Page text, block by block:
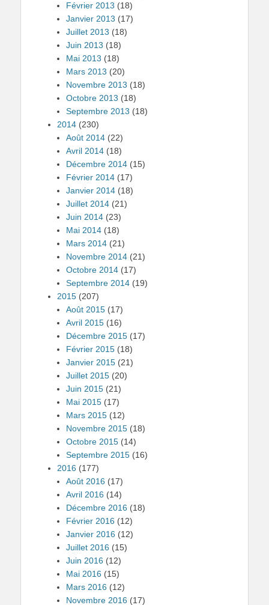
Février 2013 (18)
Janvier 2013 (17)
Juillet 2013 (18)
Juin 2013 (18)
Mai 2013 (18)
Mars 2013 (20)
Novembre 2013 (18)
Octobre 2013 (18)
Septembre 2013 (18)
2014 (230)
Août 2014 (22)
Avril 2014 (18)
Décembre 2014 (15)
Février 2014 (17)
Janvier 2014 (18)
Juillet 2014 (21)
Juin 2014 (23)
Mai 2014 (18)
Mars 2014 (21)
Novembre 2014 (21)
Octobre 2014 (17)
Septembre 2014 (19)
2015 (207)
Août 2015 (17)
Avril 2015 (16)
Décembre 2015 (17)
Février 2015 (18)
Janvier 2015 (21)
Juillet 2015 (20)
Juin 2015 (21)
Mai 2015 (17)
Mars 2015 (12)
Novembre 2015 (18)
Octobre 2015 (14)
Septembre 2015 (16)
2016 (177)
Août 2016 (17)
Avril 2016 (14)
Décembre 2016 (18)
Février 2016 (12)
Janvier 2016 (12)
Juillet 2016 (15)
Juin 2016 (12)
Mai 2016 (15)
Mars 2016 (12)
Novembre 2016 (17)